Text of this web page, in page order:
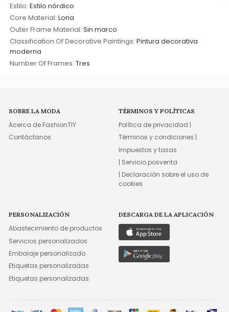
Estilo: Estilo nórdico
Core Material: Lona
Outer Frame Material: Sin marco
Classification Of Decorative Paintings: Pintura decorativa
moderna
Number Of Frames: Tres
SOBRE LA MODA
Acerca de FashionTIY
Contáctanos
TÉRMINOS Y POLÍTICAS
Política de privacidad |
Términos y condiciones |
Impuestos y tasas
| Servicio posventa
| Declaración sobre el uso de
cookies
PERSONALIZACIÓN
Abastecimiento de productos
Servicios personalizados
Embalaje personalizado
Etiquetas personalizadas
Etiquetas personalizadas
DESCARGA DE LA APLICACIÓN